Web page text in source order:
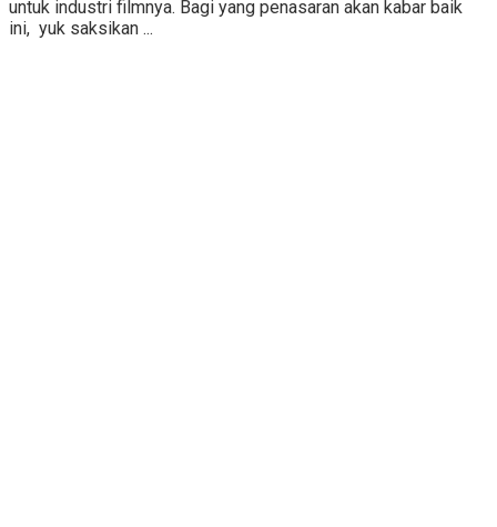
untuk industri filmnya. Bagi yang penasaran akan kabar baik
ini, yuk saksikan ...